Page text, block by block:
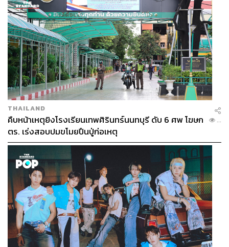
TAGS: พรรคประชาธิปัตย์
เลือกตั้งผู้ว่าฯ กทม
อนุชา บูรพชัยศรี
เลือกตั้งผู้ว่าฯ กทม. 2569
อภิสิทธิ์ เวชชาชีวะ
น้ำท่วม กรุงเทพมหานคร
88
THAILAND
คืบหน้าเหตุยิงโรงเรียนเทพศิรินทร์นนทบุรี ดับ 6 ศพ โฆษก
ตร. เร่งสอบปมขโมยปืนปู่ก่อเหตุ
...